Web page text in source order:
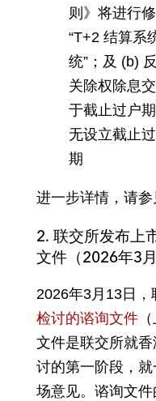
则》将进行
“T+2 结算系
统”；及 (b)
关除权除息
于截止过户
无设立截止
期
进一步详情，请参
2. 联交所发布上
文件（2026年3月
2026年3月13日，
检讨的谘询文件
文件是联交所就
讨的第一阶段，
场意见。谘询文